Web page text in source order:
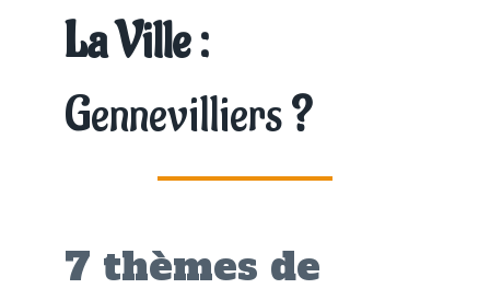
La Ville :
Gennevilliers?
7 thèmes de